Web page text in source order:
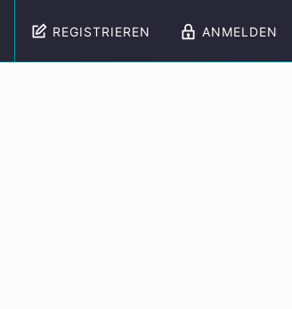
REGISTRIEREN ANMELDEN